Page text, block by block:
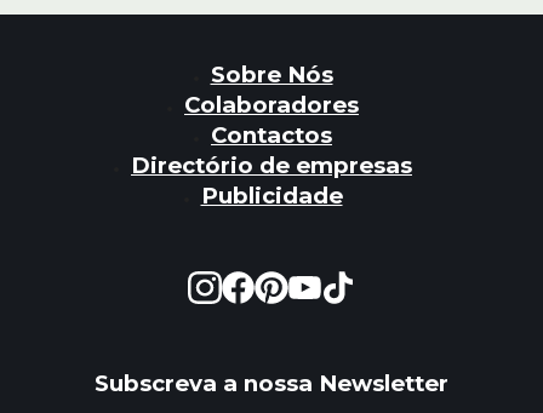
Sobre Nós
Colaboradores
Contactos
Directório de empresas
Publicidade
Subscreva a nossa Newsletter